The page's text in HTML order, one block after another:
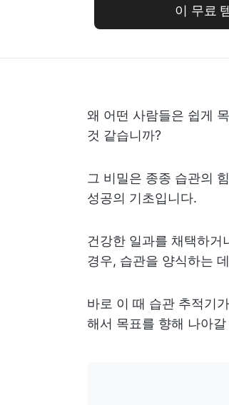
이 무료
왜 어떤 사람들은 쉽게
것 같습니까?
그 비밀은 종종 습관의
성공의 기초입니다.
건강한 일과를 채택하
경우, 습관을 양식하는
바로 이 때 습관 추적기
해서 목표를 향해 나아